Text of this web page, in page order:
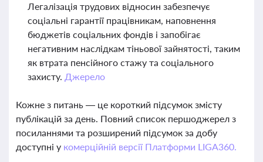
Легалізація трудових відносин забезпечує
соціальні гарантії працівникам, наповнення
бюджетів соціальних фондів і запобігає
негативним наслідкам тіньової зайнятості, таким
як втрата пенсійного стажу та соціального
захисту. Джерело
Кожне з питань — це короткий підсумок змісту
публікацій за день. Повний список першоджерел з
посиланнями та розширений підсумок за добу
доступні у комерційній версії Платформи LIGA360.